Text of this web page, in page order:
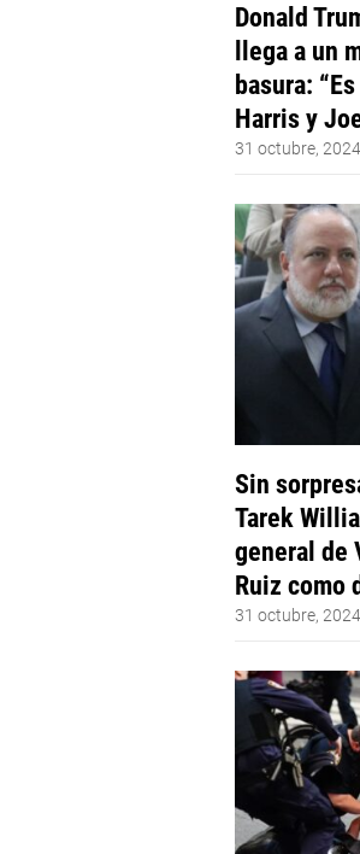
Donald
llega a un
basura:
Harris y
31 octubre, 2024
Sin
Tarek
general de
Ruiz como
31 octubre, 2024